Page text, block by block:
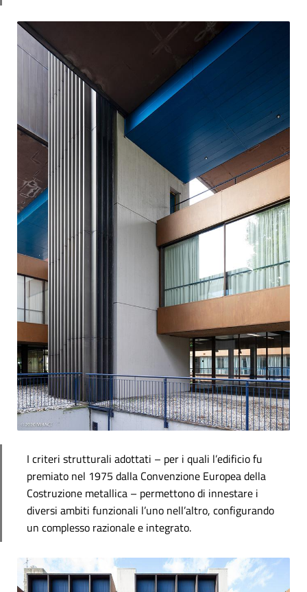
I criteri strutturali adottati – per i quali l’edificio fu
premiato nel 1975 dalla Convenzione Europea della
Costruzione metallica – permettono di innestare i
diversi ambiti funzionali l’uno nell’altro, configurando
un complesso razionale e integrato.